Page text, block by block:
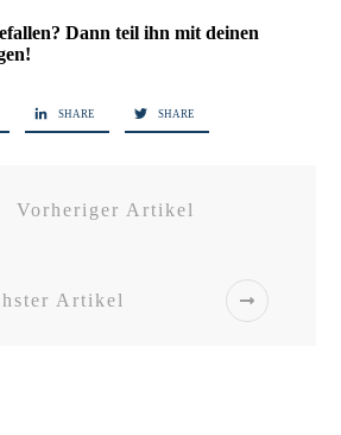
Dann teil ihn mit deinen
SHARE SHARE
Vorheriger Artikel
Artikel